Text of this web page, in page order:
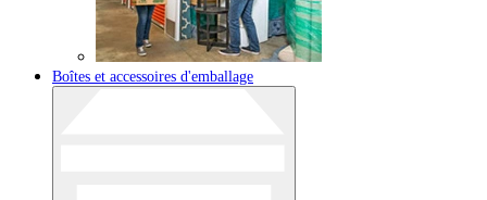
Boîtes et accessoires d'emballage